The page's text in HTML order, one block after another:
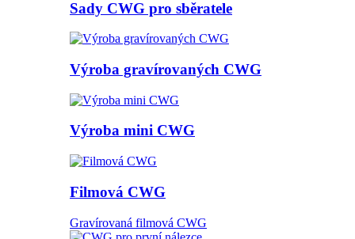
Sady CWG pro sběratele
Výroba gravírovaných CWG
Výroba mini CWG
Filmová CWG
Gravírovaná filmová CWG